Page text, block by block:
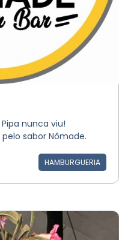
nunca viu!
sabor Nômade.
HAMBURGUERIA